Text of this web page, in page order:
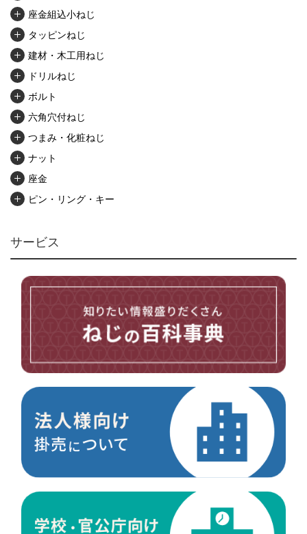
座金組込小ねじ
タッピンねじ
建材・木工用ねじ
ドリルねじ
ボルト
六角穴付ねじ
つまみ・化粧ねじ
ナット
座金
ピン・リング・キー
アンカー・プラグ
ユニファイねじ
その他ねじ
電材・設備
切削工具
ケミカル製品
サービス